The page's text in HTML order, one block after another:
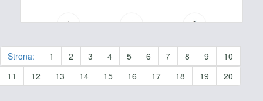
Strona: 1 2 3 4 5 6 7 8 9
10
11
12 13 14 15 16 17 18 19 20